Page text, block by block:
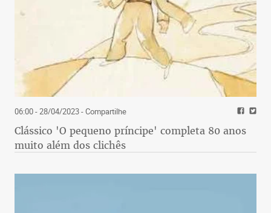
06:00 - 28/04/2023- Compartilhe
Clássico 'O pequeno príncipe' completa 80 anos
muito além dos clichês